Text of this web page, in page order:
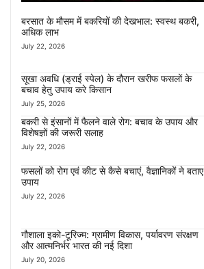
बरसात के मौसम में बकरियों की देखभाल: स्वस्थ बकरी,
अधिक लाभ
July 22, 2026
सूखा अवधि (ड्राई स्पेल) के दौरान खरीफ फसलों के
बचाव हेतु उपाय करे किसान
July 25, 2026
बकरी से इंसानों में फैलने वाले रोग: बचाव के उपाय और
विशेषज्ञों की जरूरी सलाह
July 22, 2026
फसलों को रोग एवं कीट से कैसे बचाएं, वैज्ञानिकों ने बताए
उपाय
July 22, 2026
गौशाला इको-टूरिज्म: ग्रामीण विकास, पर्यावरण संरक्षण
और आत्मनिर्भर भारत की नई दिशा
July 20, 2026